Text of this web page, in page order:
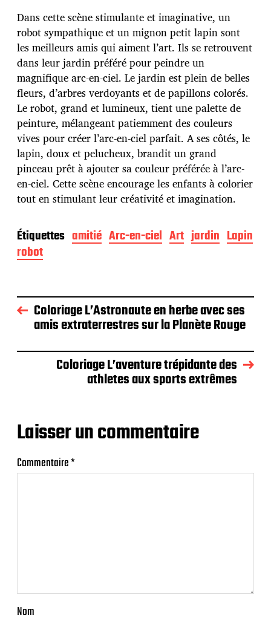
e
d
e
p
u
b
l
i
c
a
t
i
o
n
Dans cette scène stimulante et imaginative, un
robot sympathique et un mignon petit lapin sont
les meilleurs amis qui aiment l’art. Ils se retrouvent
dans leur jardin préféré pour peindre un
magnifique arc-en-ciel. Le jardin est plein de belles
fleurs, d’arbres verdoyants et de papillons colorés.
Le robot, grand et lumineux, tient une palette de
peinture, mélangeant patiemment des couleurs
vives pour créer l’arc-en-ciel parfait. A ses côtés, le
lapin, doux et pelucheux, brandit un grand
pinceau prêt à ajouter sa couleur préférée à l’arc-
en-ciel. Cette scène encourage les enfants à colorier
tout en stimulant leur créativité et imagination.
Étiquettes amitié Arc-en-ciel Art jardin Lapin
robot
Coloriage L’Astronaute en herbe avec ses
amis extraterrestres sur la Planète Rouge
Coloriage L’aventure trépidante des
athletes aux sports extrêmes
Laisser un commentaire
Commentaire*
Nom